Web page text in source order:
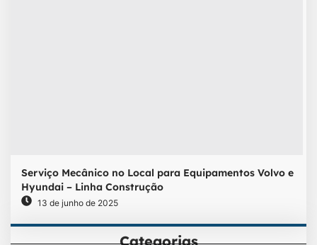
Serviço Mecânico no Local para Equipamentos Volvo e
Hyundai – Linha Construção
13 de junho de 2025
Categorias